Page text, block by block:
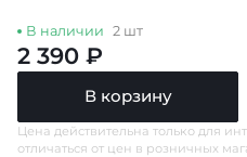
В наличии 2 шт
2 390 ₽
В корзину
Цена действительна только для
отличаться от цен в розничных